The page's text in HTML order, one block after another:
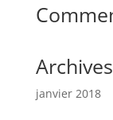
Archives
janvier 2018